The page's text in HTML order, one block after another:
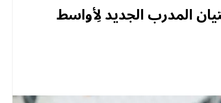
المدرب الجديد لِأواسط